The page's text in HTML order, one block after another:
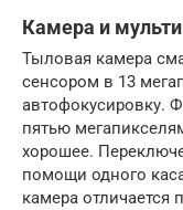
Камера и
Тыловая камера
сенсором в 13
автофокусировку.
пятью
хорошее.
помощи одного
камера отличается